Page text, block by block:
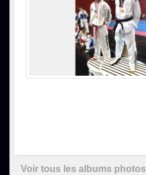
Voir tous les albums photos